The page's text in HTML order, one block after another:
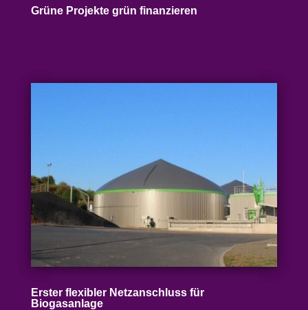
Grüne Projekte grün finanzieren
Erster flexibler Netz­an­schluss für
Biogasanlage